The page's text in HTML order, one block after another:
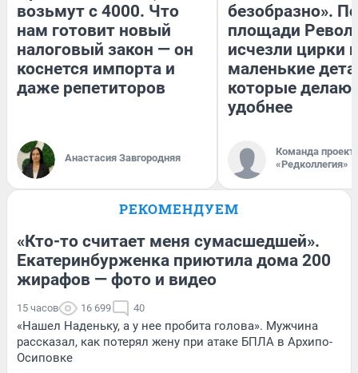
возьмут с 4000. Что
нам готовит новый
налоговый закон — он
коснется импорта и
даже репетиторов
Анастасия Завгородняя
безобразно».
площади
исчезли цирки
маленькие
которые
удобнее
Команда
«Редколлегия»
РЕКОМЕНДУЕМ
«Кто-то считает меня сумасшедшей».
Екатеринбурженка приютила дома 200
жирафов — фото и видео
15 часов 16 699 40
«Нашел Наденьку, а у нее пробита голова». Мужчина
рассказал, как потерял жену при атаке БПЛА в Архипо-
Осиповке